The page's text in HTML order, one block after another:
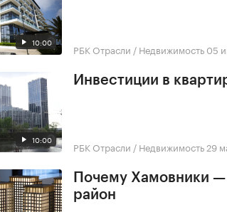
10:00 РБК Отрасли / Недвижимость 05
10:00
Инвестиции в
РБК Отрасли / Недвижимость 29
Почему Хамовники
район